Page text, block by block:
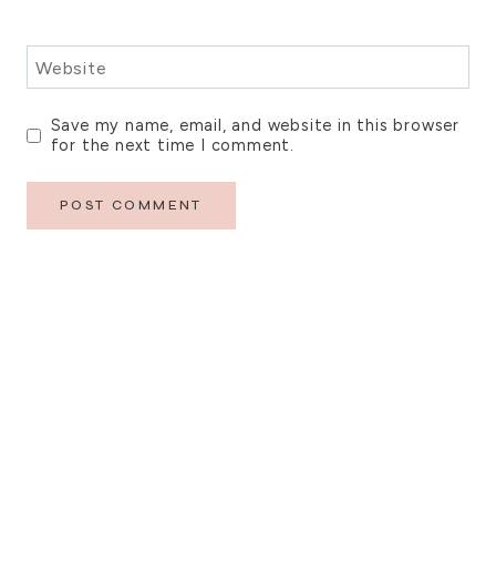
Website
Save my name, email, and website in this browser
for the next time I comment.